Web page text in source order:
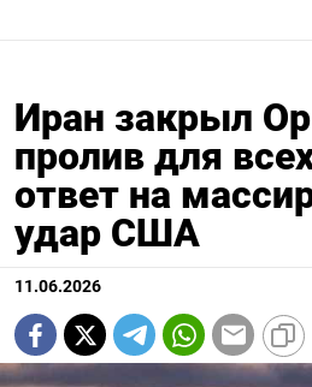
Иран закрыл
пролив для
ответ на
удар США
11.06.2026